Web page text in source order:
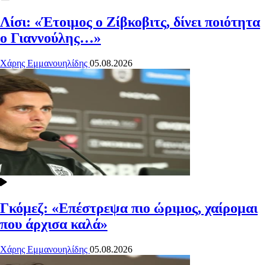
Λίσι: «Έτοιμος ο Ζίβκοβιτς, δίνει ποιότητα
ο Γιαννούλης…»
Χάρης Εμμανουηλίδης 05.08.2026
Γκόμεζ: «Επέστρεψα πιο ώριμος, χαίρομαι
που άρχισα καλά»
Χάρης Εμμανουηλίδης 05.08.2026